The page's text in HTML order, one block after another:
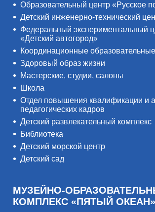
Образовательный центр «Русское
Детский инженерно-технический
Федеральный экспериментальный
«Детский автогород»
Координационные
Здоровый образ жизни
Мастерские, студии, салоны
Школа
Отдел повышения квалификации и
педагогических кадров
Детский развлекательный комплекс
Библиотека
Детский морской центр
Детский сад
МУЗЕЙНО-
КОМПЛЕКС «ПЯТЫЙ ОКЕАН»